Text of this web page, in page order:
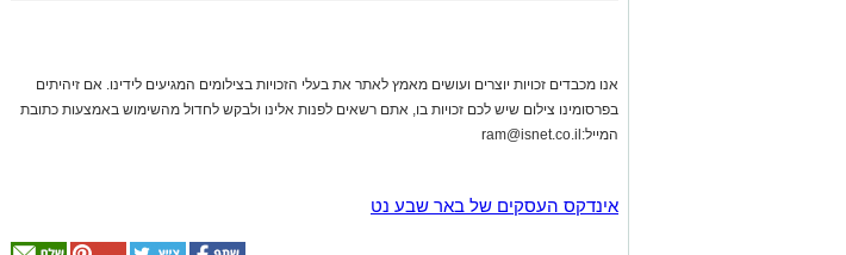
אנו מכבדים זכויות יוצרים ועושים מאמץ לאתר את בעלי הזכויות בצילומים המגיעים לידינו. אם זיהיתים
בפרסומינו צילום שיש לכם זכויות בו, אתם רשאים לפנות אלינו ולבקש לחדול מהשימוש באמצעות כתובת
המייל: ram@isnet.co.il
אינדקס העסקים של באר שבע נט